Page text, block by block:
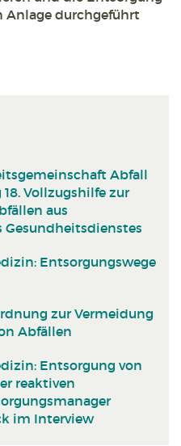
Anlage durchgeführt
Abfall
Vollzugshilfe zur
aus
Entsorgungswege
zur Vermeidung
Abfällen
Entsorgung von
reaktiven
im Interview